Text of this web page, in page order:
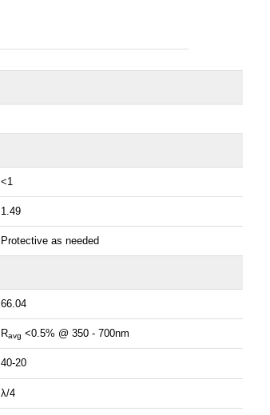
<1
1.49
Protective as needed
66.04
Ravg <0.5% @ 350 - 700nm
40-20
λ/4